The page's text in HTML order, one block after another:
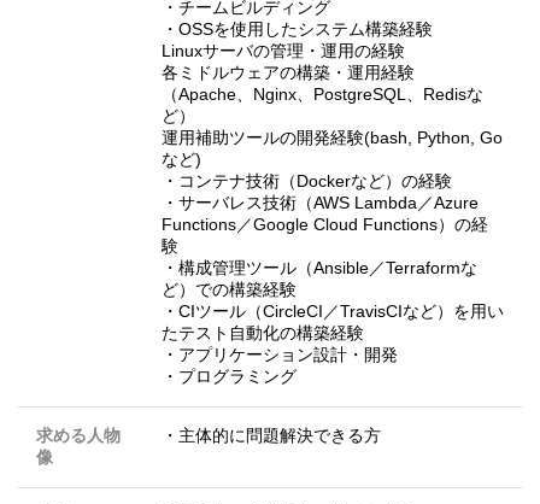
・チームビルディング
・OSSを使用したシステム構築経験
Linuxサーバの管理・運用の経験
各ミドルウェアの構築・運用経験
（Apache、Nginx、PostgreSQL、Redisな
ど）
運用補助ツールの開発経験(bash, Python, Go
など)
・コンテナ技術（Dockerなど）の経験
・サーバレス技術（AWS Lambda／Azure
Functions／Google Cloud Functions）の経
験
・構成管理ツール（Ansible／Terraformな
ど）での構築経験
・CIツール（CircleCI／TravisCIなど）を用い
たテスト自動化の構築経験
・アプリケーション設計・開発
・プログラミング
求める人物
像
・主体的に問題解決できる方